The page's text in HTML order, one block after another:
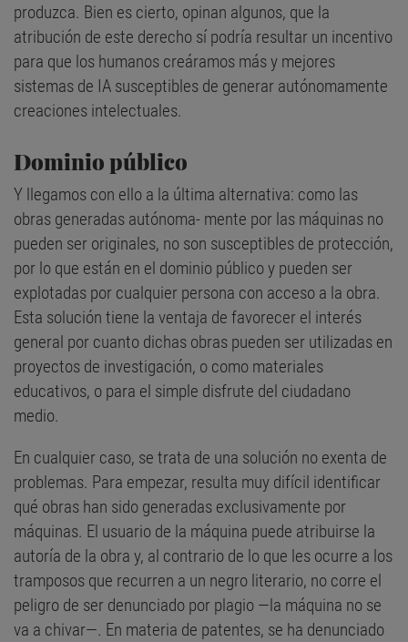
produzca. Bien es cierto, opinan algunos, que la
atribución de este derecho sí podría resultar un incentivo
para que los humanos creáramos más y mejores
sistemas de IA susceptibles de generar autónomamente
creaciones intelectuales.
Dominio público
Y llegamos con ello a la última alternativa: como las
obras generadas autónoma- mente por las máquinas no
pueden ser originales, no son susceptibles de protección,
por lo que están en el dominio público y pueden ser
explotadas por cualquier persona con acceso a la obra.
Esta solución tiene la ventaja de favorecer el interés
general por cuanto dichas obras pueden ser utilizadas en
proyectos de investigación, o como materiales
educativos, o para el simple disfrute del ciudadano
medio.
En cualquier caso, se trata de una solución no exenta de
problemas. Para empezar, resulta muy difícil identificar
qué obras han sido generadas exclusivamente por
máquinas. El usuario de la máquina puede atribuirse la
autoría de la obra y, al contrario de lo que les ocurre a los
tramposos que recurren a un negro literario, no corre el
peligro de ser denunciado por plagio —la máquina no se
va a chivar—. En materia de patentes, se ha denunciado